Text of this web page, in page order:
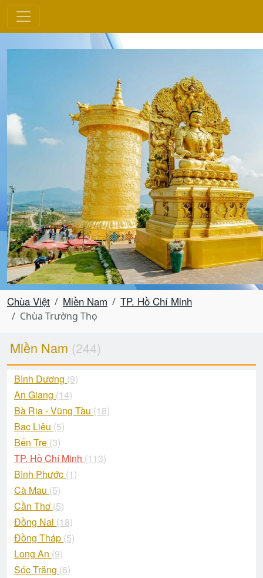
Chùa Việt Miền Nam TP. Hồ Chí Minh
Chùa Trường Thọ
Miền Nam (244)
Bình Dương (9)
An Giang (14)
Bà Rịa - Vũng Tàu (18)
Bạc Liêu (5)
Bến Tre (3)
TP. Hồ Chí Minh (113)
Bình Phước (1)
Cà Mau (5)
Cần Thơ (5)
Đồng Nai (18)
Đồng Tháp (5)
Long An (9)
Sóc Trăng (6)